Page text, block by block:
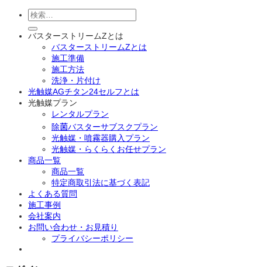
検
対
バスターストリームZとは
バスターストリームZとは
施工準備
施工方法
洗浄・片付け
光触媒AGチタン24セルフとは
光触媒プラン
レンタルプラン
除菌バスターサブスクプラン
光触媒・噴霧器購入プラン
光触媒・らくらくお任せプラン
商品一覧
商品一覧
特定商取引法に基づく表記
よくある質問
施工事例
会社案内
お問い合わせ・お見積り
プライバシーポリシー